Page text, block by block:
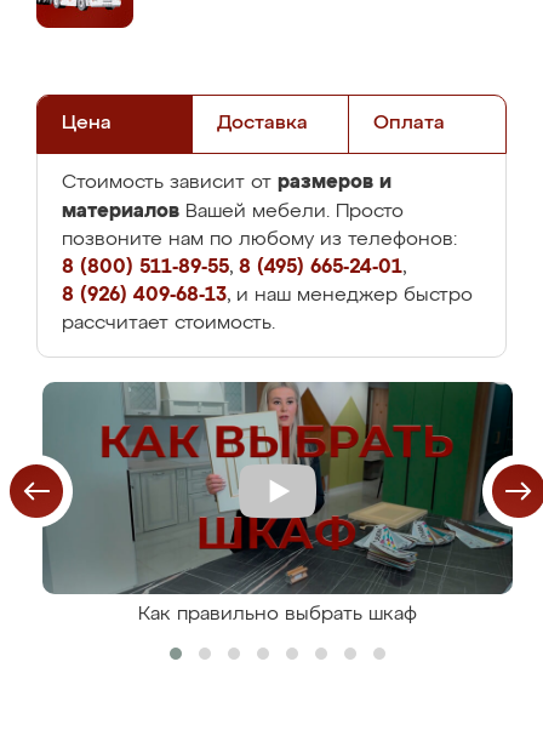
Цена Доставка Оплата
Стоимость зависит от размеров и
материалов Вашей мебели. Просто
позвоните нам по любому из телефонов:
8 (800) 511-89-55, 8 (495) 665-24-01,
8 (926) 409-68-13, и наш менеджер быстро
рассчитает стоимость.
Как правильно выбрать шкаф